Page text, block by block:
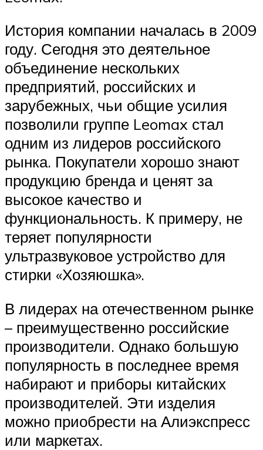
История компании началась в 2009
году. Сегодня это деятельное
объединение нескольких
предприятий, российских и
зарубежных, чьи общие усилия
позволили группе Leomax стал
одним из лидеров российского
рынка. Покупатели хорошо знают
продукцию бренда и ценят за
высокое качество и
функциональность. К примеру, не
теряет популярности
ультразвуковое устройство для
стирки «Хозяюшка».
В лидерах на отечественном рынке
– преимущественно российские
производители. Однако большую
популярность в последнее время
набирают и приборы китайских
производителей. Эти изделия
можно приобрести на Алиэкспресс
или маркетах.